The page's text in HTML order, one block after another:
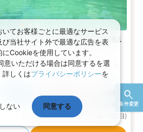
条件変更
湯畑まで徒歩1分！中屋敷(2名～4名1
し 2～4名 和室 バス
トイレ
25,700～32,000円
基本代金合計 51,400〜64,000 円
(おとな2名 こども0名・1部屋/1泊2日)
てお客様ごとに最適なサービス
び当社サイト外で最適な広告を表
Cookieを使用しています。
意いただける場合は同意するを選
詳しくはプライバシーポリシーを
ない 同意する